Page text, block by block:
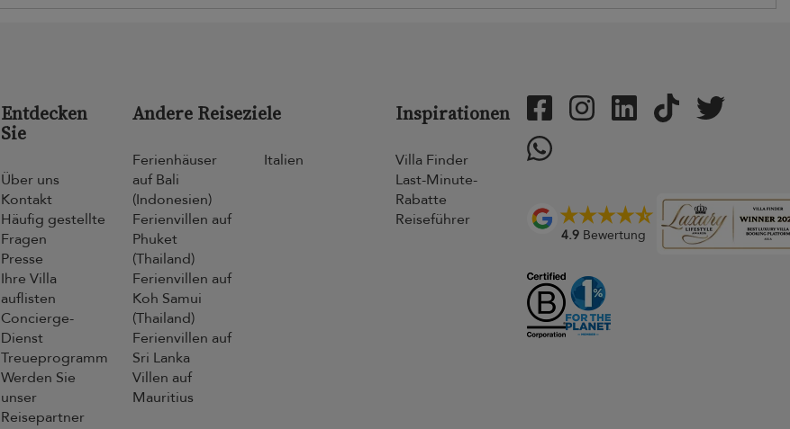
Entdecken
Sie
Über uns
Kontakt
Häufig gestellte
Fragen
Presse
Ihre Villa
auflisten
Concierge-
Dienst
Treueprogramm
Werden Sie
unser
Reisepartner
Andere Reiseziele
Ferienhäuser
auf Bali
(Indonesien)
Ferienvillen auf
Phuket
(Thailand)
Ferienvillen auf
Koh Samui
(Thailand)
Ferienvillen auf
Sri Lanka
Villen auf
Mauritius
Italien
Inspirationen
Villa Finder
Last-Minute-
Rabatte
Reiseführer
4.9Bewertung